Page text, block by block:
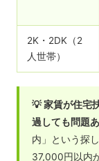
2K・2DK（2
人世帯）
💡 家賃が住宅
過しても問題
内」という探
37,000円以内